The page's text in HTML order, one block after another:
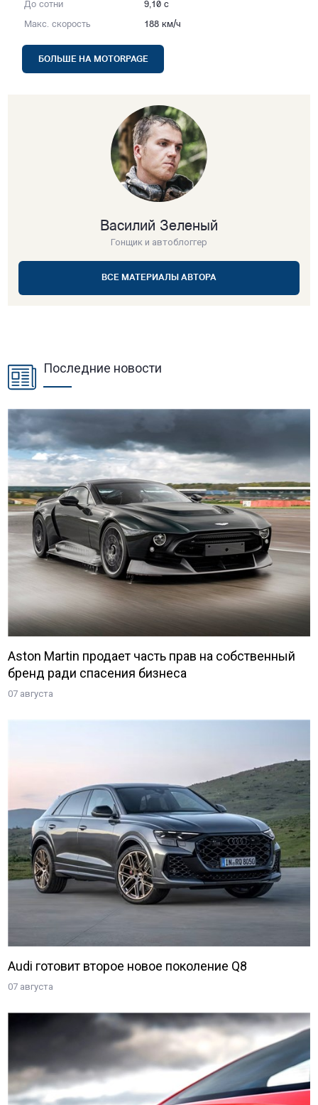
До сотни 9,10 с
Макс. скорость 188 км/ч
БОЛЬШЕ НА MOTORPAGE
Василий Зеленый
Гонщик и автоблоггер
ВСЕ МАТЕРИАЛЫ АВТОРА
Последние новости
Aston Martin продает часть прав на собственный
бренд ради спасения бизнеса
07 августа
Audi готовит второе новое поколение Q8
07 августа